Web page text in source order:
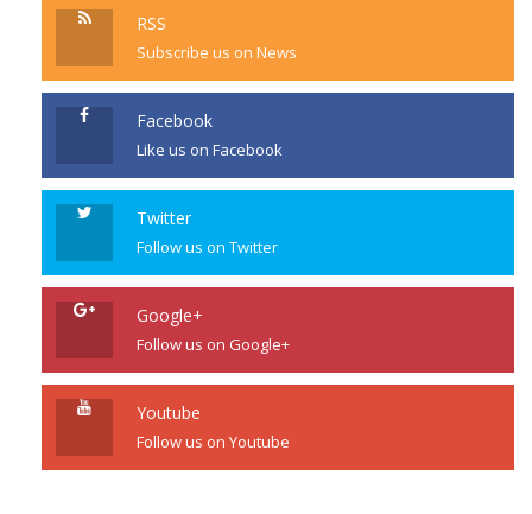
RSS
Subscribe us on News
Facebook
Like us on Facebook
Twitter
Follow us on Twitter
Google+
Follow us on Google+
Youtube
Follow us on Youtube